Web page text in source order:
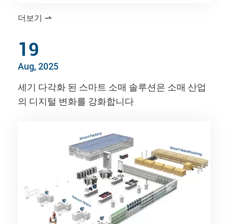
더보기 
19
Aug, 2025
세기 다각화 된 스마트 소매 솔루션은 소매 산업
의 디지털 변화를 강화합니다